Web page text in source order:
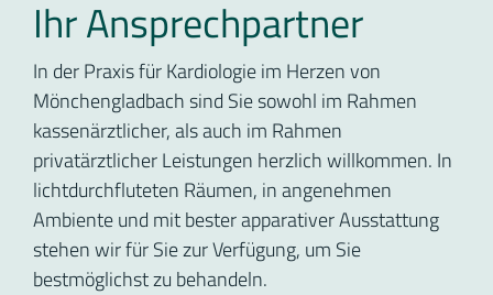
Ihr Ansprechpartner
In der Praxis für Kardiologie im Herzen von
Mönchengladbach sind Sie sowohl im Rahmen
kassenärztlicher, als auch im Rahmen
privatärztlicher Leistungen herzlich willkommen. In
lichtdurchfluteten Räumen, in angenehmen
Ambiente und mit bester apparativer Ausstattung
stehen wir für Sie zur Verfügung, um Sie
bestmöglichst zu behandeln.